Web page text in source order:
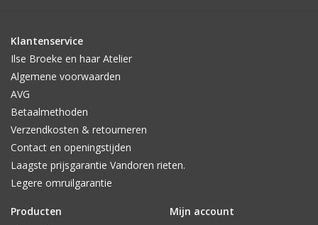
Klantenservice
Ilse Broeke en haar Atelier
Algemene voorwaarden
AVG
Betaalmethoden
Verzendkosten & retourneren
Contact en openingstijden
Laagste prijsgarantie Vandoren rieten.
Legere omruilgarantie
Producten
Mijn account